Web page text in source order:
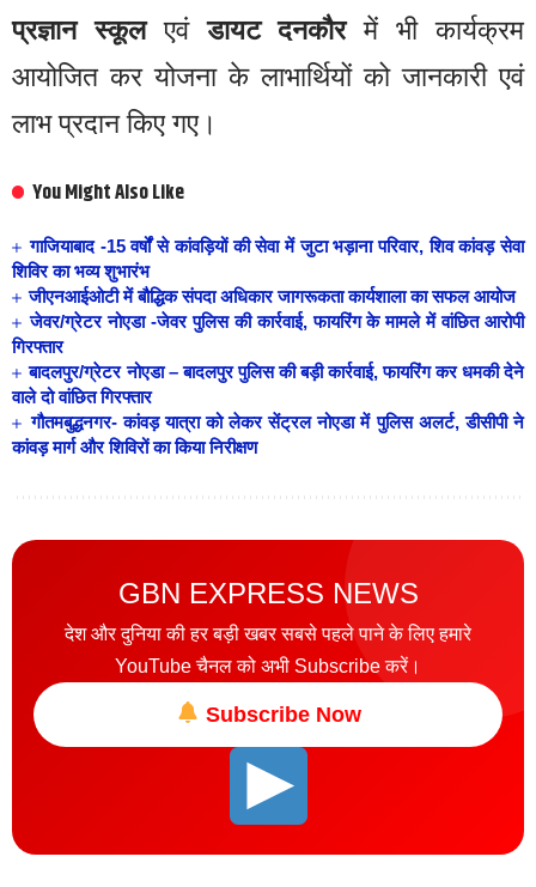
प्रज्ञान स्कूलएवंडायट दनकौरमें भी कार्यक्रम
आयोजित कर योजना के लाभार्थियों को जानकारी एवं
लाभ प्रदान किए गए।
You Might Also Like
गाजियाबाद -15 वर्षों से कांवड़ियों की सेवा में जुटा भड़ाना परिवार, शिव कांवड़ सेवा
शिविर का भव्य शुभारंभ
जीएनआईओटी में बौद्धिक संपदा अधिकार जागरूकता कार्यशाला का सफल आयोज
जेवर/ग्रेटर नोएडा -जेवर पुलिस की कार्रवाई, फायरिंग के मामले में वांछित आरोपी
गिरफ्तार
बादलपुर/ग्रेटर नोएडा – बादलपुर पुलिस की बड़ी कार्रवाई, फायरिंग कर धमकी देने
वाले दो वांछित गिरफ्तार
गौतमबुद्धनगर- कांवड़ यात्रा को लेकर सेंट्रल नोएडा में पुलिस अलर्ट, डीसीपी ने
कांवड़ मार्ग और शिविरों का किया निरीक्षण
GBN EXPRESS NEWS
देश और दुनिया की हर बड़ी खबर सबसे पहले पाने के लिए हमारे
YouTube चैनल को अभी Subscribe करें।
Subscribe Now